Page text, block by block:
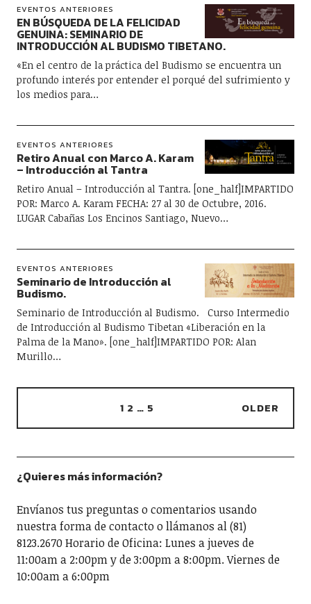
EVENTOS ANTERIORES
EN BÚSQUEDA DE LA FELICIDAD
GENUINA: SEMINARIO DE
INTRODUCCIÓN AL BUDISMO TIBETANO.
«En el centro de la práctica del Budismo se encuentra un
profundo interés por entender el porqué del sufrimiento y
los medios para…
EVENTOS ANTERIORES
Retiro Anual con Marco A. Karam
– Introducción al Tantra
Retiro Anual – Introducción al Tantra. [one_half]IMPARTIDO
POR: Marco A. Karam FECHA: 27 al 30 de Octubre, 2016.
LUGAR Cabañas Los Encinos Santiago, Nuevo…
EVENTOS ANTERIORES
Seminario de Introducción al
Budismo.
Seminario de Introducción al Budismo. Curso Intermedio
de Introducción al Budismo Tibetan «Liberación en la
Palma de la Mano». [one_half]IMPARTIDO POR: Alan
Murillo…
1 2 … 5 OLDER
¿Quieres más información?
Envíanos tus preguntas o comentarios usando
nuestra forma de contacto o llámanos al (81)
8123.2670 Horario de Oficina: Lunes a jueves de
11:00am a 2:00pm y de 3:00pm a 8:00pm. Viernes de
10:00am a 6:00pm